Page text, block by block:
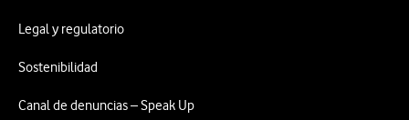
Legal y regulatorio
Sostenibilidad
Canal de denuncias – Speak Up